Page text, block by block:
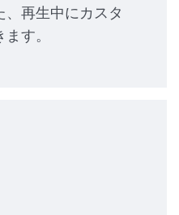
、再生中にカスタ
す。